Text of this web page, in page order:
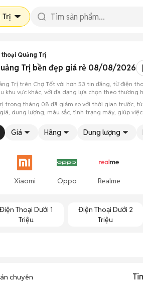
Trị
Quảng Trị
Trị bền đẹp giá rẻ 08/08/2026
Trị trên Chợ Tốt với hơn 53 tin đăng, từ điện
khu vực khác, với đa dạng lựa chọn theo
trong tháng 08 đã giảm so với thời gian trước,
dung lượng, màu sắc, tình trạng máy, giúp
Giá Hãng Dung lượng
Xiaomi Oppo Realme
Điện Thoại Dưới 1
Triệu
Điện Thoại Dưới 2
Triệu
chuyên